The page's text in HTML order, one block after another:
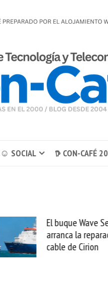
☺ SOCIAL 𖠚 CON-CAFÉ
Uber se lleva
sabemos todo lo
mejorar
esta movida